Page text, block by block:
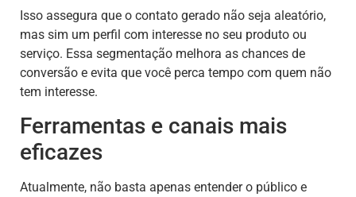
Isso assegura que o contato gerado não seja aleatório,
mas sim um perfil com interesse no seu produto ou
serviço. Essa segmentação melhora as chances de
conversão e evita que você perca tempo com quem não
tem interesse.
Ferramentas e canais mais
eficazes
Atualmente, não basta apenas entender o público e